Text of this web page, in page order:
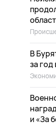
В
за
и «За